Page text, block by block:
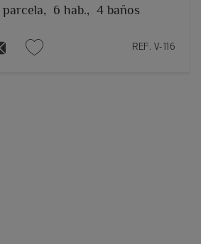
parcela, 6 hab., 4 baños
REF. V-116